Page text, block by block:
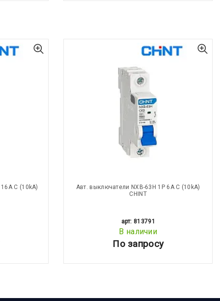
С (10kA)
Авт. выключатели NXB-63H 1P 6A С (10kA)
CHINT
арт: 813791
В наличии
По запросу